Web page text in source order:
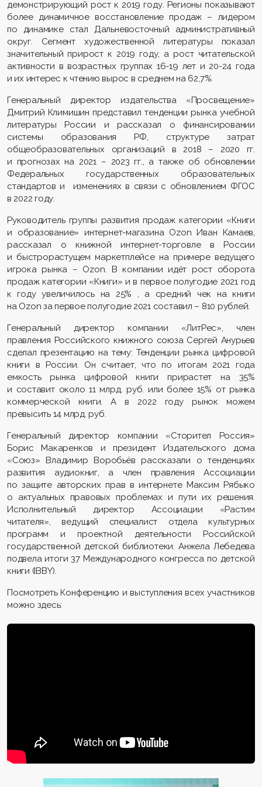
демонстрирующий рост к 2019 году. Регионы показывают
более динамичное восстановление продаж – лидером
по динамике стал Дальневосточный административный
округ. Сегмент художественной литературы показал
значительный прирост к 2019 году, а рост читательской
активности в возрастных группах 16-19 лет и 20-24 года
и их интерес к чтению вырос в среднем на 62,7%.
Генеральный директор издательства «Просвещение»
Дмитрий Климишин представил тенденции рынка учебной
литературы России и рассказал о финансировании
системы образования РФ, структуре затрат
общеобразовательных организаций в 2018 – 2020 гг.
и прогнозах на 2021 – 2023 гг., а также об обновлении
Федеральных государственных образовательных
стандартов и изменениях в связи с обновлением ФГОС
в 2022 году.
Руководитель группы развития продаж категории «Книги
и образование» интернет-магазина Ozon Иван Камаев,
рассказал о книжной интернет-торговле в России
и быстрорастущем маркетплейсе на примере ведущего
игрока рынка – Ozon. В компании идёт рост оборота
продаж категории «Книги» и в первое полугодие 2021 год
к году увеличилось на 25% , а средний чек на книги
на Ozon за первое полугодие 2021 составил – 810 рублей.
Генеральный директор компании «ЛитРес», член
правления Российского книжного союза Сергей Анурьев
сделал презентацию на тему: Тенденции рынка цифровой
книги в России. Он считает, что по итогам 2021 года
емкость рынка цифровой книги прирастет на 35%
и составит около 11 млрд. руб. или более 15% от рынка
коммерческой книги. А в 2022 году рынок можем
превысить 14 млрд. руб.
Генеральный директор компании «Сторител Россия»
Борис Макаренков и президент Издательского дома
«Союз» Владимир Воробьёв рассказали о тенденциях
развития аудиокниг, а член правления Ассоциации
по защите авторских прав в интернете Максим Рябыко
о актуальных правовых проблемах и пути их решения.
Исполнительный директор Ассоциации «Растим
читателя», ведущий специалист отдела культурных
программ и проектной деятельности Российской
государственной детской библиотеки. Анжела Лебедева
подвела итоги 37 Международного конгресса по детской
книги (IBBY).
Посмотреть Конференцию и выступления всех участников
можно здесь: